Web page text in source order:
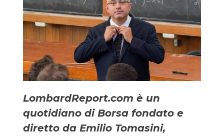
LombardReport.com è un
quotidiano di Borsa fondato e
diretto da Emilio Tomasini,